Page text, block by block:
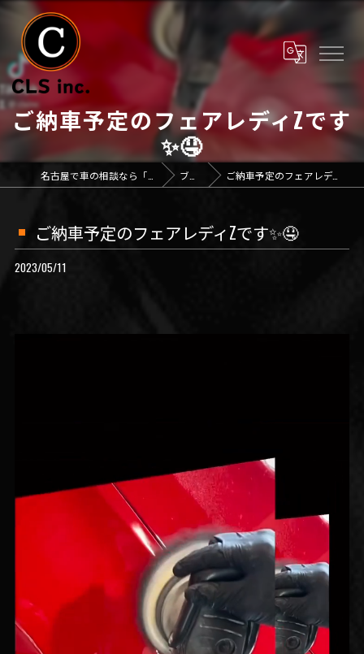
ご納車予定のフェアレディZです
✨🤤
ブログ ご納車予定のフェアレディZです✨🤤
ご納車予定のフェアレディZです✨🤤
2023/05/11